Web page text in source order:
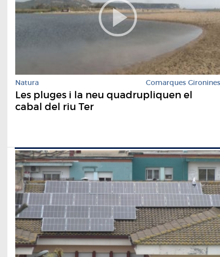
Natura Comarques Gironines
Les pluges i la neu quadrupliquen el
cabal del riu Ter